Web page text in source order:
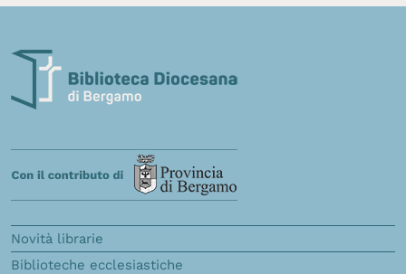
Novità librarie
Biblioteche ecclesiastiche